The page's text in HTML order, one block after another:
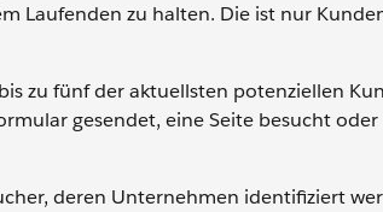
Laufenden zu halten. Die ist nur
zu fünf der aktuellsten potenziellen
gesendet, eine Seite besucht
deren Unternehmen identifiziert